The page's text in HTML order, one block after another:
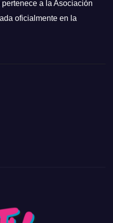
a la Asociación
oficialmente en la